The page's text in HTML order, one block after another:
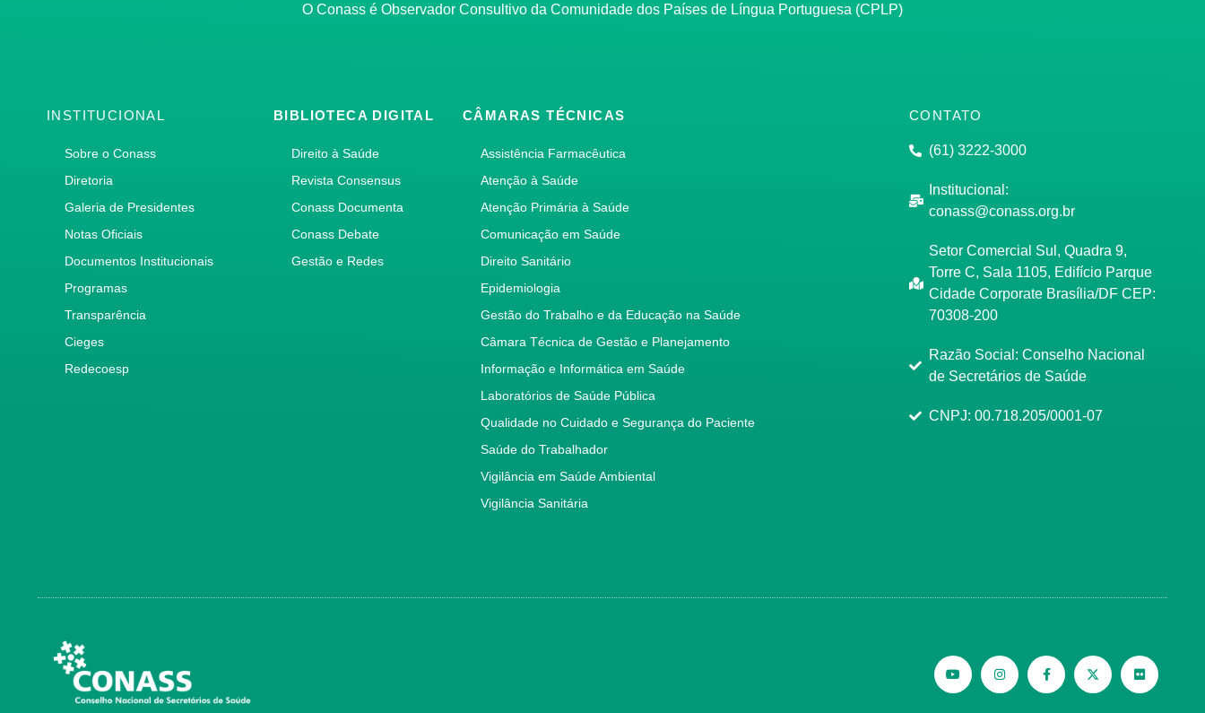
O Conass é Observador Consultivo da Comunidade dos Países de Língua Portuguesa (CPLP)
INSTITUCIONAL
Sobre o Conass
Diretoria
Galeria de Presidentes
Notas Oficiais
Documentos Institucionais
Programas
Transparência
Cieges
Redecoesp
BIBLIOTECA DIGITAL
Direito à Saúde
Revista Consensus
Conass Documenta
Conass Debate
Gestão e Redes
CÂMARAS TÉCNICAS
Assistência Farmacêutica
Atenção à Saúde
Atenção Primária à Saúde
Comunicação em Saúde
Direito Sanitário
Epidemiologia
Gestão do Trabalho e da Educação na Saúde
Câmara Técnica de Gestão e Planejamento
Informação e Informática em Saúde
Laboratórios de Saúde Pública
Qualidade no Cuidado e Segurança do Paciente
Saúde do Trabalhador
Vigilância em Saúde Ambiental
Vigilância Sanitária
CONTATO
(61) 3222-3000
Institucional:
conass@conass.org.br
Setor Comercial Sul, Quadra 9,
Torre C, Sala 1105, Edifício Parque
Cidade Corporate Brasília/DF CEP:
70308-200
Razão Social: Conselho Nacional
de Secretários de Saúde
CNPJ: 00.718.205/0001-07